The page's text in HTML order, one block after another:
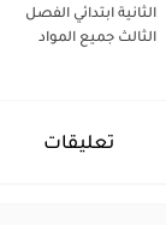
الثانية ابتدائي الفصل
الثالث جميع المواد
تعليقات